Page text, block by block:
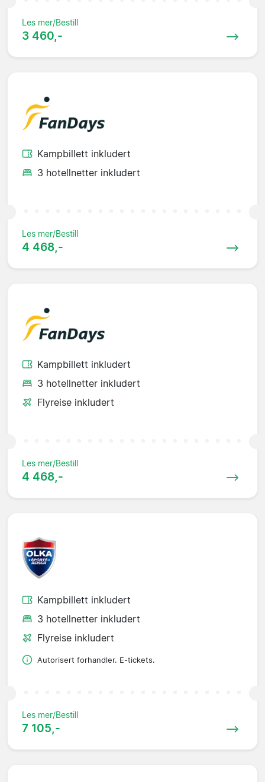
Les mer/Bestill
3 460,-
Kampbillett inkludert
3 hotellnetter inkludert
Les mer/Bestill
4 468,-
Kampbillett inkludert
3 hotellnetter inkludert
Flyreise inkludert
Les mer/Bestill
4 468,-
Kampbillett inkludert
3 hotellnetter inkludert
Flyreise inkludert
Autorisert forhandler. E-tickets.
Les mer/Bestill
7 105,-